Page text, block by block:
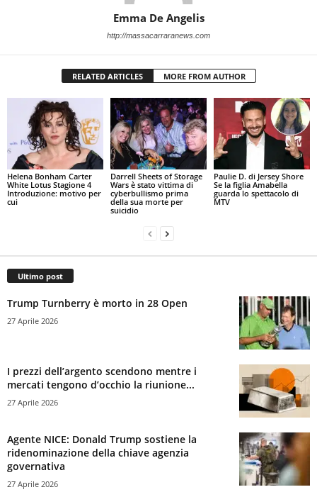
Emma De Angelis
http://massacarraranews.com
RELATED ARTICLES MORE FROM AUTHOR
Helena Bonham Carter
White Lotus Stagione 4
Introduzione: motivo per
cui
Darrell Sheets of Storage
Wars è stato vittima di
cyberbullismo prima
della sua morte per
suicidio
Paulie D. di Jersey Shore
Se la figlia Amabella
guarda lo spettacolo di
MTV
Ultimo post
Trump Turnberry è morto in 28 Open
27 Aprile 2026
I prezzi dell’argento scendono mentre i
mercati tengono d’occhio la riunione...
27 Aprile 2026
Agente NICE: Donald Trump sostiene la
ridenominazione della chiave agenzia
governativa
27 Aprile 2026